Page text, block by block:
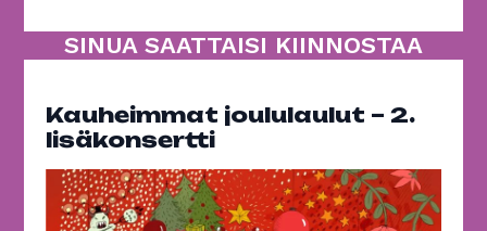
SINUA SAATTAISI KIINNOSTAA
Kauheimmat joululaulut – 2.
lisäkonsertti